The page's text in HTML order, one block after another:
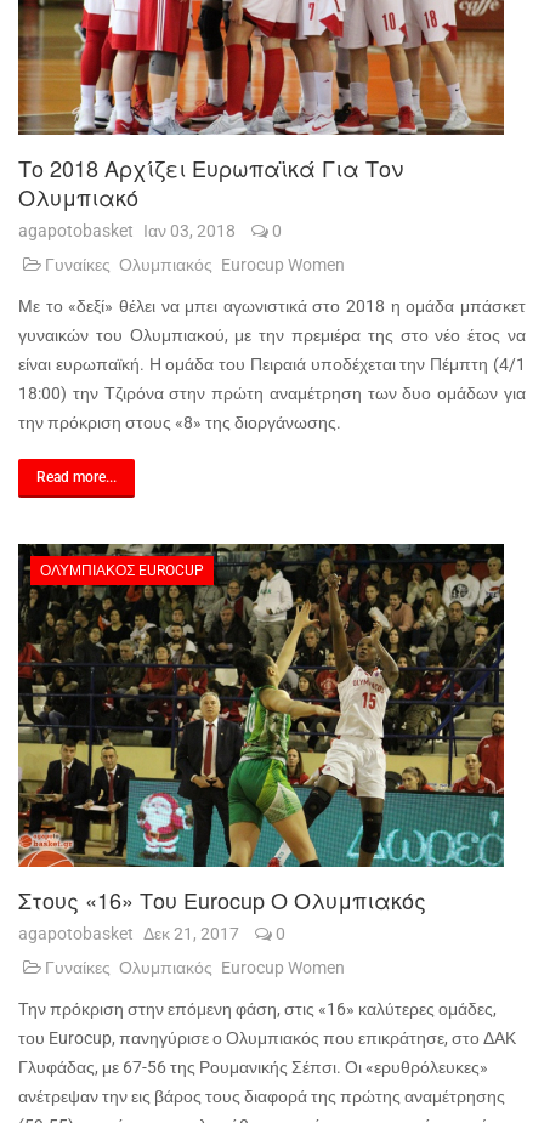
Το 2018 Αρχίζει Ευρωπαϊκά Για Τον
Ολυμπιακό
agapotobasket Ιαν 03, 2018
0
Γυναίκες Ολυμπιακός Eurocup Women
Με το «δεξί» θέλει να μπει αγωνιστικά στο 2018 η ομάδα μπάσκετ
γυναικών του Ολυμπιακού, με την πρεμιέρα της στο νέο έτος να
είναι ευρωπαϊκή. Η ομάδα του Πειραιά υποδέχεται την Πέμπτη (4/1
18:00) την Τζιρόνα στην πρώτη αναμέτρηση των δυο ομάδων για
την πρόκριση στους «8» της διοργάνωσης.
Read more...
ΟΛΥΜΠΙΑΚΌΣ EUROCUP
Στους «16» Του Eurocup Ο Ολυμπιακός
agapotobasket Δεκ 21, 2017
0
Γυναίκες Ολυμπιακός Eurocup Women
Την πρόκριση στην επόμενη φάση, στις «16» καλύτερες ομάδες,
του Eurocup, πανηγύρισε ο Ολυμπιακός που επικράτησε, στο ΔΑΚ
Γλυφάδας, με 67-56 της Ρουμανικής Σέπσι. Οι «ερυθρόλευκες»
ανέτρεψαν την εις βάρος τους διαφορά της πρώτης αναμέτρησης